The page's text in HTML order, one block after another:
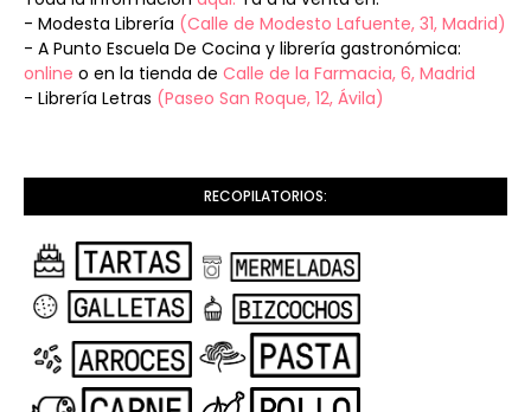
- Modesta Librería (Calle de Modesto Lafuente, 31, Madrid)
- A Punto Escuela De Cocina y librería gastronómica:
online o en la tienda de Calle de la Farmacia, 6, Madrid
- Librería Letras (Paseo San Roque, 12, Ávila)
RECOPILATORIOS: